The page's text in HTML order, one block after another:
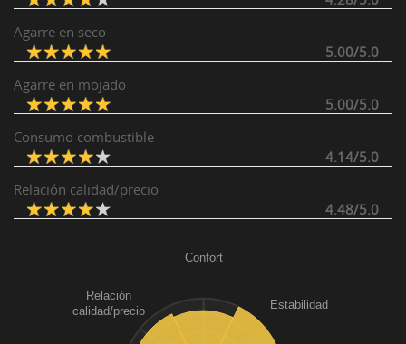
Agarre en seco
5.00/5.0
Agarre en mojado
5.00/5.0
Consumo combustible
4.14/5.0
Relación calidad/precio
4.48/5.0
Confort
Estabilidad
Relación
calidad/precio